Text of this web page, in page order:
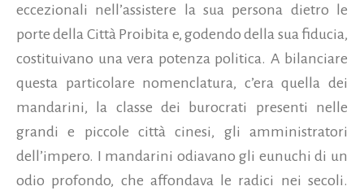
eccezionali nell’assistere la sua persona dietro le
porte della Città Proibita e, godendo della sua fiducia,
costituivano una vera potenza politica. A bilanciare
questa particolare nomenclatura, c’era quella dei
mandarini, la classe dei burocrati presenti nelle
grandi e piccole città cinesi, gli amministratori
dell’impero. I mandarini odiavano gli eunuchi di un
odio profondo, che affondava le radici nei secoli.